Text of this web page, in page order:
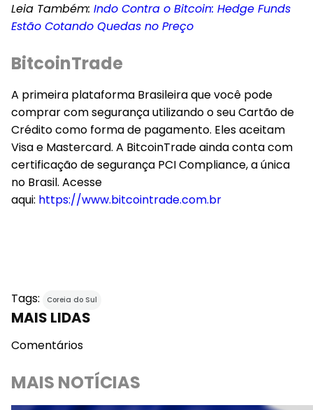
Leia Também: Indo Contra o Bitcoin: Hedge Funds
Estão Cotando Quedas no Preço
BitcoinTrade
A primeira plataforma Brasileira que você pode
comprar com segurança utilizando o seu Cartão de
Crédito como forma de pagamento. Eles aceitam
Visa e Mastercard. A BitcoinTrade ainda conta com
certificação de segurança PCI Compliance, a única
no Brasil. Acesse
aqui: https://www.bitcointrade.com.br
Tags: Coreia do Sul
MAIS LIDAS
Comentários
MAIS NOTÍCIAS